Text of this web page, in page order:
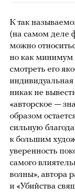
К так
(на самом деле
можно
но как минимум
смотреть его
никак не
«авторское —
образом
сильную
к большим
уверенность
самого
волны», автора
и «Убийства